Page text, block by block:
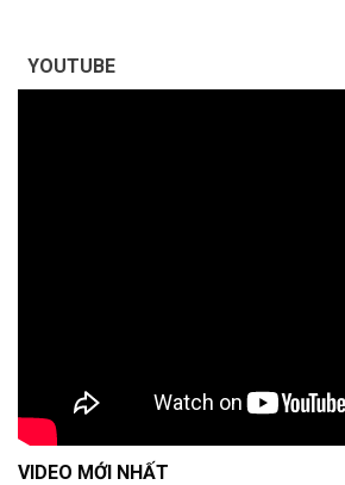
YOUTUBE
VIDEO MỚI NHẤT